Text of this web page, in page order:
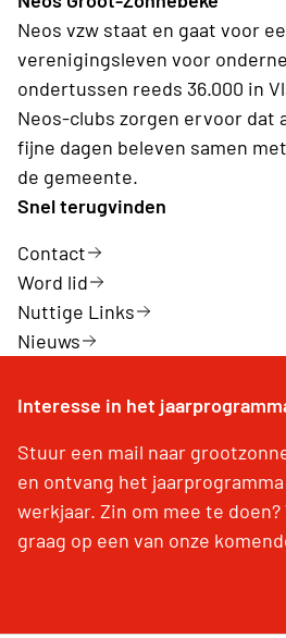
Neos vzw staat en gaat voor
verenigingsleven voor
ondertussen reeds 36.000 in
Neos-clubs zorgen ervoor dat
fijne dagen beleven samen
de gemeente.
Snel terugvinden
Contact
Word lid
Nuttige Links
Nieuws
Interesse in het
Stuur een mail naar
en ontvang het
werkjaar. Zin om mee te
graag op een van onze